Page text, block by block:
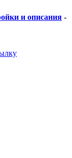
и описания -